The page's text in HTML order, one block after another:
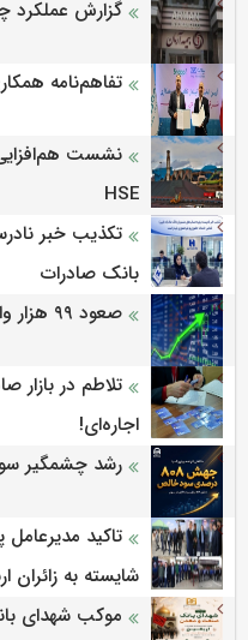
گزارش عملکرد
تفاهم‌نامه
نشست هم‌افزایی
HSE
تکذیب خبر
بانک صادرات
صعود ۹۹ هزار واحدی شاخص بورس
تلاطم در بازار
اجاره‌ای!
رشد چشمگیر
تاکید
شایسته به زائران
موكب شهدای